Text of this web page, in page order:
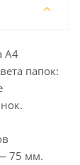
А4
папок:
75 мм.